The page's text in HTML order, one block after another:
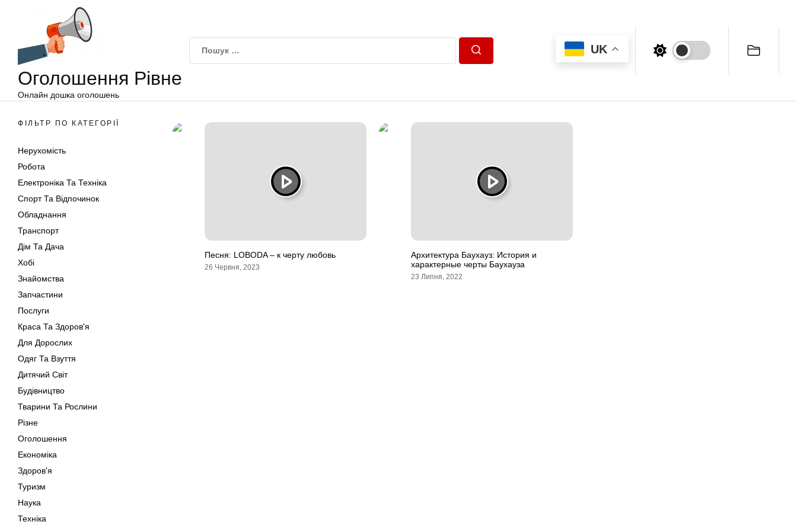
Оголошення Рівне
Онлайн дошка оголошень
UK
ФІЛЬТР ПО КАТЕГОРІЇ
Нерухомість
Робота
Електроніка Та Техніка
Спорт Та Відпочинок
Обладнання
Транспорт
Дім Та Дача
Хобі
Знайомства
Запчастини
Послуги
Краса Та Здоров'я
Для Дорослих
Одяг Та Взуття
Дитячий Світ
Будівництво
Тварини Та Рослини
Різне
Оголошення
Економіка
Здоров'я
Туризм
Наука
Техніка
Песня: LOBODA – к черту любовь
26 Червня, 2023
Архитектура Баухауз: История и
характерные черты Баухауза
23 Липня, 2022